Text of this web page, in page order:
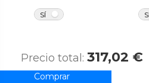
SÍ
Precio total: 317,02 €